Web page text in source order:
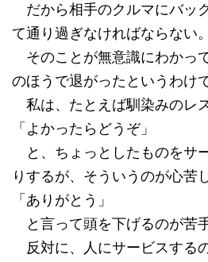
だから相手のクルマにバッ
て通り過ぎなければならない。
そのことが無意識にわかっ
のほうで退がったというわけ
私は、たとえば馴染みのレ
「よかったらどうぞ」
と、ちょっとしたものをサ
りするが、そういうのが心苦
「ありがとう」
と言って頭を下げるのが苦
反対に、人にサービスする